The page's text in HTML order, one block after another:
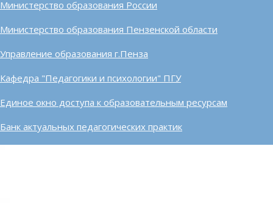
Министерство образования России
Министерство образования Пензенской области
Управление образования г.Пенза
Кафедра "Педагогики и психологии" ПГУ
Единое окно доступа к образовательным ресурсам
Банк актуальных педагогических практик